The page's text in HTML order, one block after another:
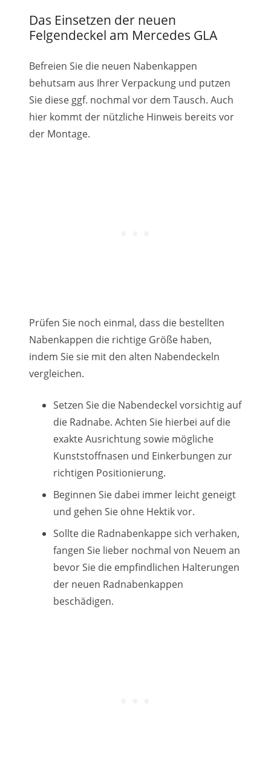
Das Einsetzen der neuen
Felgendeckel am Mercedes GLA
Befreien Sie die neuen Nabenkappen
behutsam aus Ihrer Verpackung und putzen
Sie diese ggf. nochmal vor dem Tausch. Auch
hier kommt der nützliche Hinweis bereits vor
der Montage.
Prüfen Sie noch einmal, dass die bestellten
Nabenkappen die richtige Größe haben,
indem Sie sie mit den alten Nabendeckeln
vergleichen.
Setzen Sie die Nabendeckel vorsichtig auf
die Radnabe. Achten Sie hierbei auf die
exakte Ausrichtung sowie mögliche
Kunststoffnasen und Einkerbungen zur
richtigen Positionierung.
Beginnen Sie dabei immer leicht geneigt
und gehen Sie ohne Hektik vor.
Sollte die Radnabenkappe sich verhaken,
fangen Sie lieber nochmal von Neuem an
bevor Sie die empfindlichen Halterungen
der neuen Radnabenkappen
beschädigen.